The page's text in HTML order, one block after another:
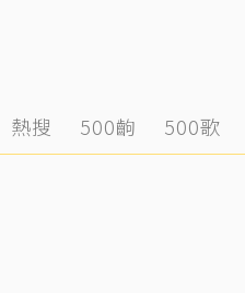
熱搜 500齣 500歌